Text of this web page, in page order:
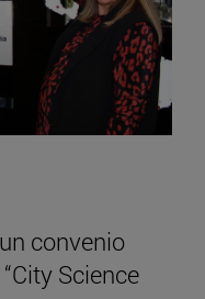
convenio
Science